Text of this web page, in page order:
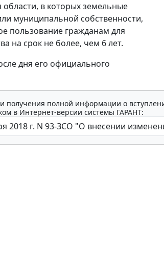
в которых земельные
муниципальной собственности,
пользование гражданам для
на срок не более, чем 6 лет.
дня его официального
получения полной информации о
в Интернет-версии системы ГАРАНТ: